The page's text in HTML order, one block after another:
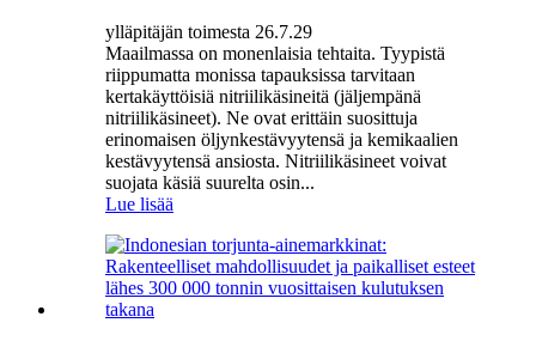
ylläpitäjän toimesta 26.7.29
Maailmassa on monenlaisia ​​tehtaita. Tyypistä
riippumatta monissa tapauksissa tarvitaan
kertakäyttöisiä nitriilikäsineitä (jäljempänä
nitriilikäsineet). Ne ovat erittäin suosittuja
erinomaisen öljynkestävyytensä ja kemikaalien
kestävyytensä ansiosta. Nitriilikäsineet voivat
suojata käsiä suurelta osin...
Lue lisää